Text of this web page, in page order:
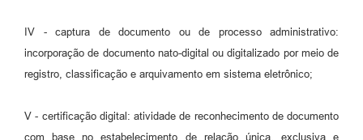
IV - captura de documento ou de processo administrativo:
incorporação de documento nato-digital ou digitalizado por meio de
registro, classificação e arquivamento em sistema eletrônico;
V - certificação digital: atividade de reconhecimento de documento
com base no estabelecimento de relação única, exclusiva e